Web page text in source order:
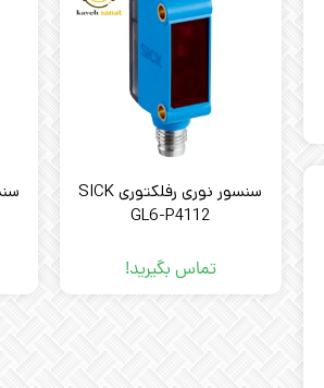
سنسور نوری رفلکتوری SICK
GL6-P4112
تماس بگیرید!